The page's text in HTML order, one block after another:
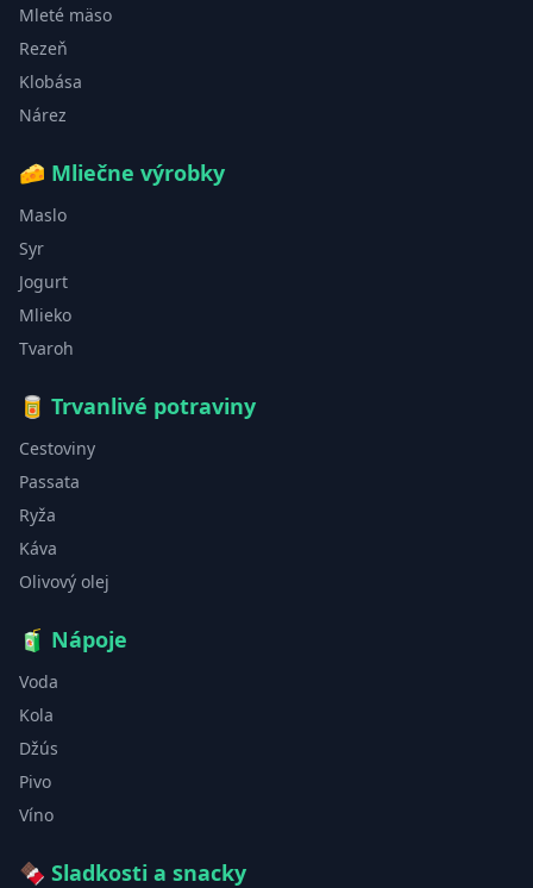
Mleté mäso
Rezeň
Klobása
Nárez
🧀 Mliečne výrobky
Maslo
Syr
Jogurt
Mlieko
Tvaroh
🥫 Trvanlivé potraviny
Cestoviny
Passata
Ryža
Káva
Olivový olej
🧃 Nápoje
Voda
Kola
Džús
Pivo
Víno
🍫 Sladkosti a snacky